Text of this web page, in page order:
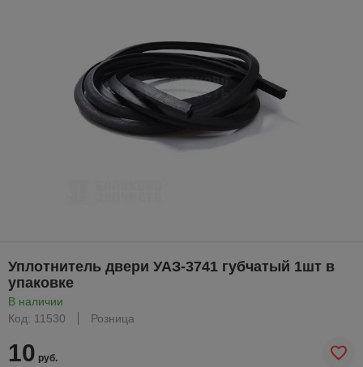
Уплотнитель двери УАЗ-3741 губчатый 1шт в
упаковке
В наличии
Код: 11530
Розница
10 руб.